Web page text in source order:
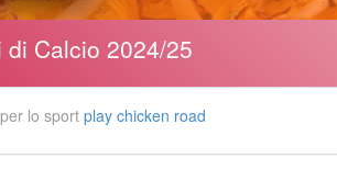
Calcio 2024/25
lo sport play chicken road